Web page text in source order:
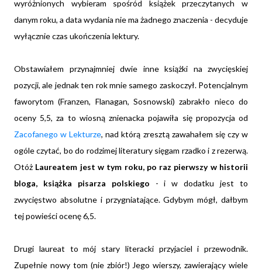
wyróżnionych wybieram spośród książek przeczytanych w
danym roku, a data wydania nie ma żadnego znaczenia - decyduje
wyłącznie czas ukończenia lektury.
Obstawiałem przynajmniej dwie inne książki na zwycięskiej
pozycji, ale jednak ten rok mnie samego zaskoczył. Potencjalnym
faworytom (Franzen, Flanagan, Sosnowski) zabrakło nieco do
oceny 5,5, za to wiosną znienacka pojawiła się propozycja od
Zacofanego w Lekturze, nad którą zresztą zawahałem się czy w
ogóle czytać, bo do rodzimej literatury sięgam rzadko i z rezerwą.
Otóż Laureatem jest w tym roku, po raz pierwszy w historii
bloga, książka pisarza polskiego - i w dodatku jest to
zwycięstwo absolutne i przygniatające. Gdybym mógł, dałbym
tej powieści ocenę 6,5.
Drugi laureat to mój stary literacki przyjaciel i przewodnik.
Zupełnie nowy tom (nie zbiór!) Jego wierszy, zawierający wiele